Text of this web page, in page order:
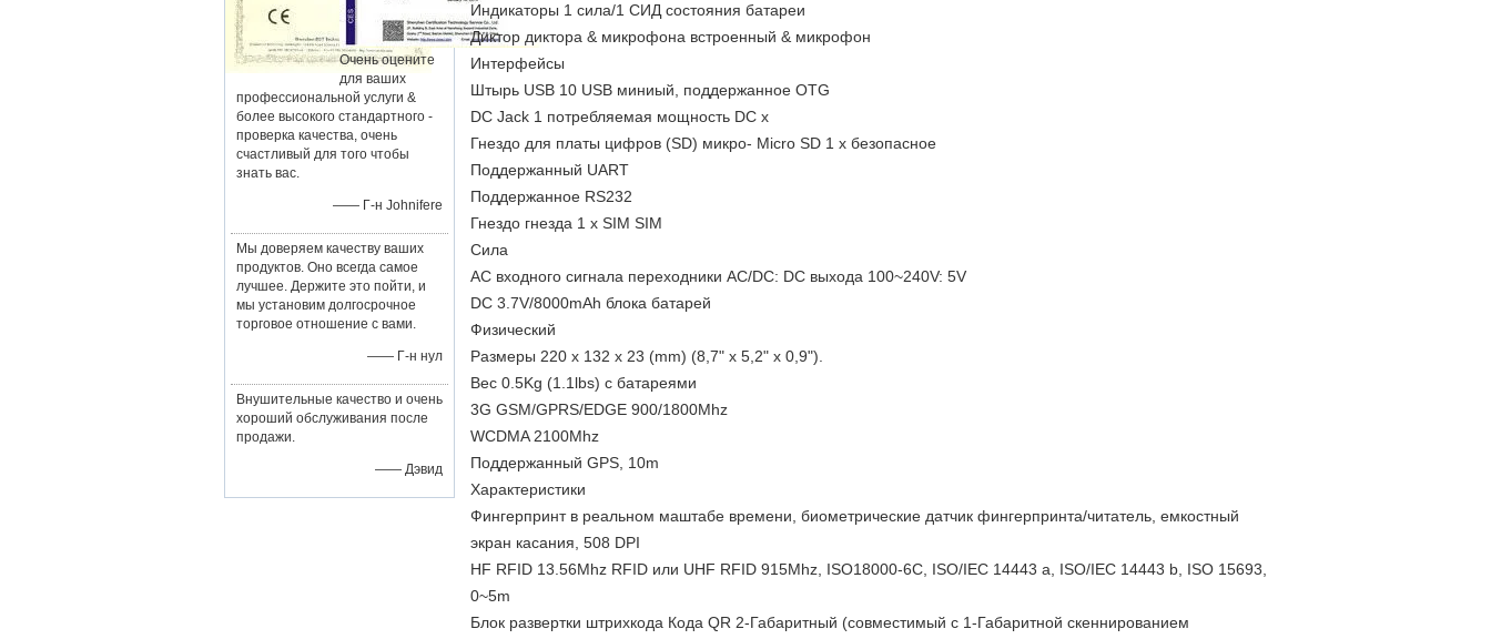
Очень оцените
для ваших
профессиональной услуги &
более высокого стандартного -
проверка качества, очень
счастливый для того чтобы
знать вас.
—— Г-н Johnifere
Мы доверяем качеству ваших
продуктов. Оно всегда самое
лучшее. Держите это пойти, и
мы установим долгосрочное
торговое отношение с вами.
—— Г-н нул
Внушительные качество и очень
хороший обслуживания после
продажи.
—— Дэвид
Индикаторы 1 сила/1 СИД состояния батареи
Диктор диктора & микрофона встроенный & микрофон
Интерфейсы
Штырь USB 10 USB миниый, поддержанное OTG
DC Jack 1 потребляемая мощность DC x
Гнездо для платы цифров (SD) микро- Micro SD 1 x безопасное
Поддержанный UART
Поддержанное RS232
Гнездо гнезда 1 x SIM SIM
Сила
AC входного сигнала переходники AC/DC: DC выхода 100~240V: 5V
DC 3.7V/8000mAh блока батарей
Физический
Размеры 220 x 132 x 23 (mm) (8,7" x 5,2" x 0,9").
Вес 0.5Kg (1.1lbs) с батареями
3G GSM/GPRS/EDGE 900/1800Mhz
WCDMA 2100Mhz
Поддержанный GPS, 10m
Характеристики
Фингерпринт в реальном маштабе времени, биометрические датчик фингерпринта/читатель, емкостный
экран касания, 508 DPI
HF RFID 13.56Mhz RFID или UHF RFID 915Mhz, ISO18000-6C, ISO/IEC 14443 a, ISO/IEC 14443 b, ISO 15693,
0~5m
Блок развертки штрихкода Кода QR 2-Габаритный (совместимый с 1-Габаритной скеннированием